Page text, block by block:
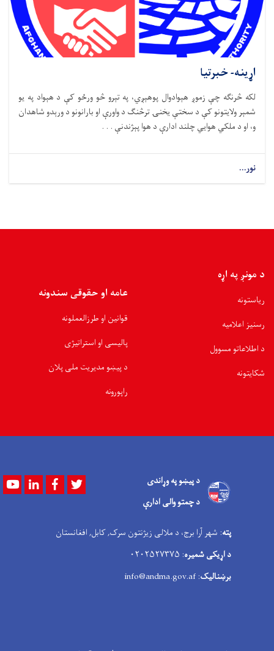
اړینه- خبرتیا
لکه څرنګه چې زموږ هېوادوال پوهېږي، په تېرو څو ورځو کې د هېواد په یو
شمېر ولایتونو کې د سختې یخنۍ ترڅنګ د واورې او بارانونو د ورېدو شاهدان
و، او د ملکي هوايي چلند ادارې د هوا پېژندنې . . .
نور...
د مونږ په اړه
ریاستونه
رسنیز اعلامیه
د اطلاعاتو مسوول
شکایتونه
عامه او حقوقی سندونه
قوانین او طرزالعملونه
پالیسی او استراتیژی
د پیښو مدیریت ملی پلان
راپورونه
د پیښو په وړاندی
د چمتو والی ادارې
YoutubeLinkedInFacebook
پته: شهر آرا برج، د ملالی زیژنتون سرک, کابل, افغانستان
د اړیکی شمیره: ۰۲۰۲۵۲۷۳۷۵
برښنالیک: info@andma.gov.af